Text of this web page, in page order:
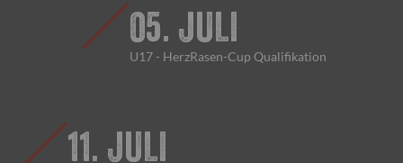
05. JULI
U17 - HerzRasen-Cup Qualifikation
11. JULI